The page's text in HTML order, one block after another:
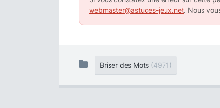
webmaster@astuces-jeux.net. Nous
Briser des Mots (4971)